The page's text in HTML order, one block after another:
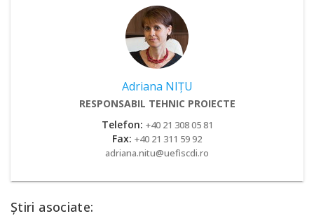
Adriana NIȚU
RESPONSABIL TEHNIC PROIECTE
Telefon: +40 21 308 05 81
Fax: +40 21 311 59 92
adriana.nitu@uefiscdi.ro
Știri asociate: